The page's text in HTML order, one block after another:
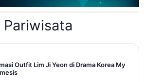
Pariwisata
Outfit Lim Ji Yeon di Drama Korea My